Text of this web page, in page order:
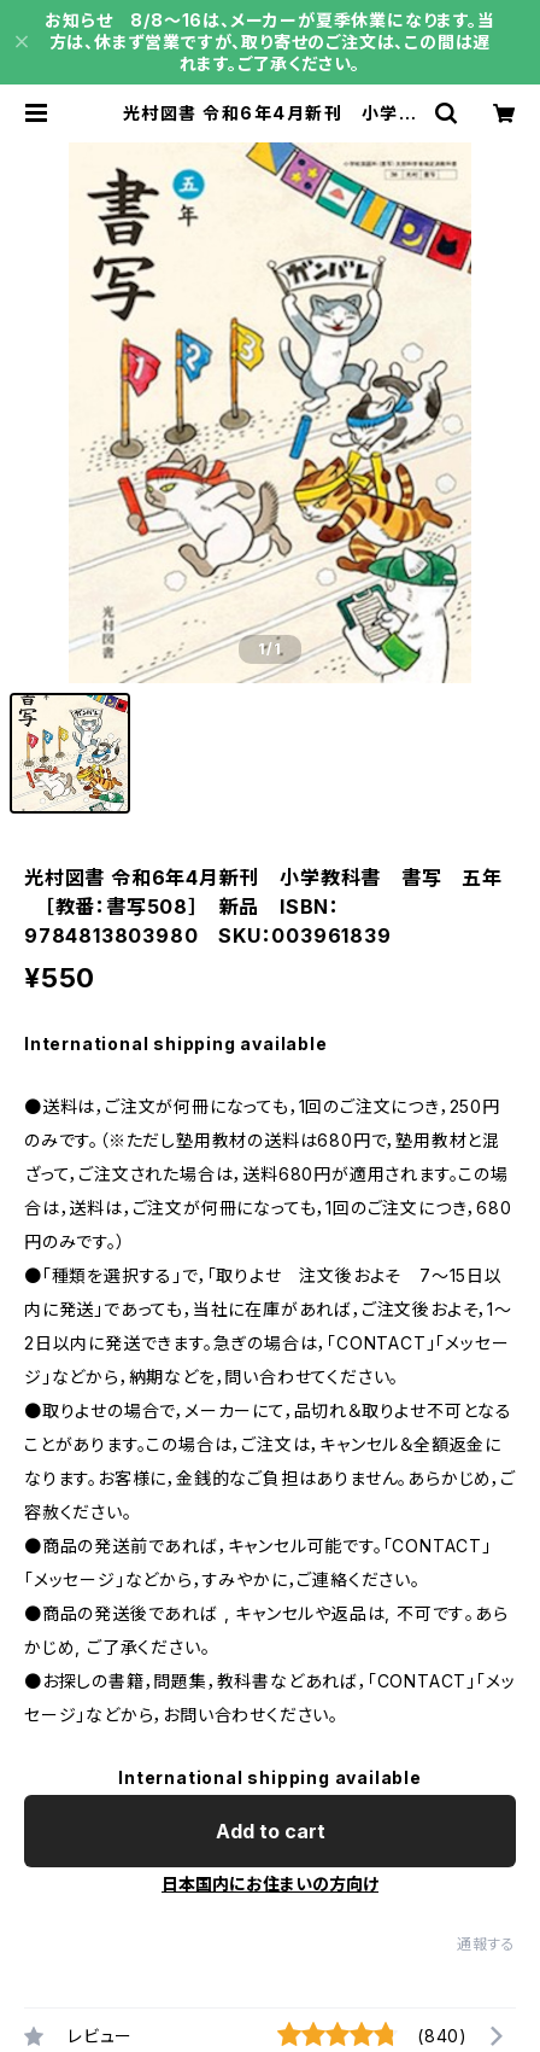
お知らせ 8/8～16は、メーカーが夏季休業になります。当
方は、休まず営業ですが、取り寄せのご注文は、この間は遅
れます。ご了承ください。
光村図書 令和6年4月新刊 小学教
8］ 新品 ISBN：97848138039
80 SKU：003961839 | 育之書
店（いくのしょてん）
1/1
光村図書 令和6年4月新刊 小学教科書 書写 五年
［教番：書写508］ 新品 ISBN：
9784813803980 SKU：003961839
¥550
International shipping available
●送料は，ご注文が何冊になっても，1回のご注文につき，250円
のみです。（※ただし塾用教材の送料は680円で，塾用教材と混
ざって，ご注文された場合は，送料680円が適用されます。この場
合は，送料は，ご注文が何冊になっても，1回のご注文につき，680
円のみです。）
●「種類を選択する」で，「取りよせ 注文後およそ 7〜15日以
内に発送」であっても，当社に在庫があれば，ご注文後およそ，1〜
2日以内に発送できます。急ぎの場合は，「CONTACT」「メッセー
ジ」などから，納期などを，問い合わせてください。
●取りよせの場合で，メーカーにて，品切れ＆取りよせ不可となる
ことがあります。この場合は，ご注文は，キャンセル＆全額返金に
なります。お客様に，金銭的なご負担はありません。あらかじめ，ご
容赦ください。
●商品の発送前であれば，キャンセル可能です。「CONTACT」
「メッセージ」などから，すみやかに，ご連絡ください。
●商品の発送後であれば , キャンセルや返品は, 不可です｡あら
かじめ, ご了承ください｡
●お探しの書籍，問題集，教科書などあれば，「CONTACT」「メッ
セージ」などから，お問い合わせください。
International shipping available
Add to cart
日本国内にお住まいの方向け
通報する
レビュー (840)